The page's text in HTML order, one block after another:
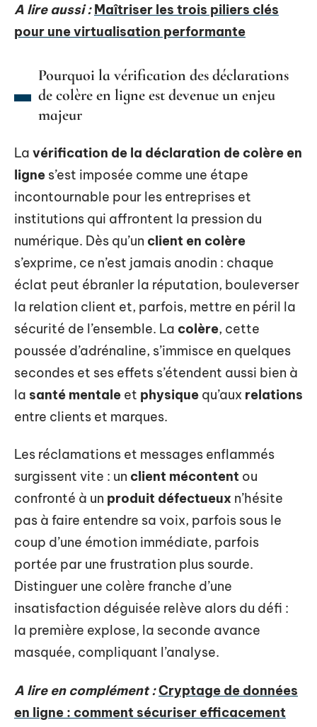
A lire aussi : Maîtriser les trois piliers clés
pour une virtualisation performante
Pourquoi la vérification des déclarations
de colère en ligne est devenue un enjeu
majeur
La vérification de la déclaration de colère en
ligne s’est imposée comme une étape
incontournable pour les entreprises et
institutions qui affrontent la pression du
numérique. Dès qu’un client en colère
s’exprime, ce n’est jamais anodin : chaque
éclat peut ébranler la réputation, bouleverser
la relation client et, parfois, mettre en péril la
sécurité de l’ensemble. La colère, cette
poussée d’adrénaline, s’immisce en quelques
secondes et ses effets s’étendent aussi bien à
la santé mentale et physique qu’aux relations
entre clients et marques.
Les réclamations et messages enflammés
surgissent vite : un client mécontent ou
confronté à un produit défectueux n’hésite
pas à faire entendre sa voix, parfois sous le
coup d’une émotion immédiate, parfois
portée par une frustration plus sourde.
Distinguer une colère franche d’une
insatisfaction déguisée relève alors du défi :
la première explose, la seconde avance
masquée, compliquant l’analyse.
A lire en complément :Cryptage de données
en ligne : comment sécuriser efficacement